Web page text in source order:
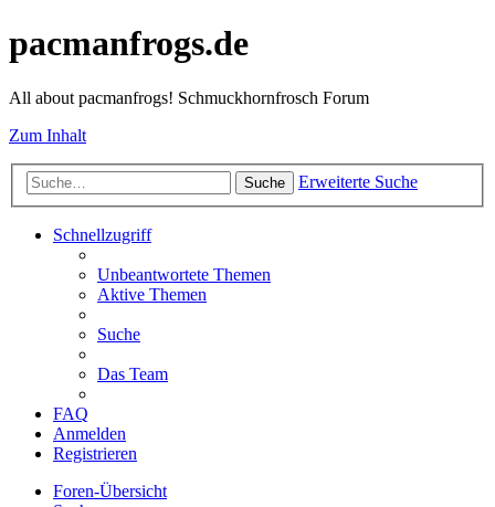
pacmanfrogs.de
All about pacmanfrogs! Schmuckhornfrosch Forum
Zum Inhalt
Suche Erweiterte Suche
Schnellzugriff
Unbeantwortete Themen
Aktive Themen
Suche
Das Team
FAQ
Anmelden
Registrieren
Foren-Übersicht